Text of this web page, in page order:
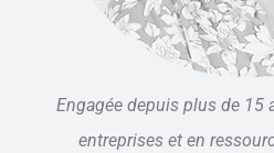
Engagée depuis plus de 15
entreprises et en